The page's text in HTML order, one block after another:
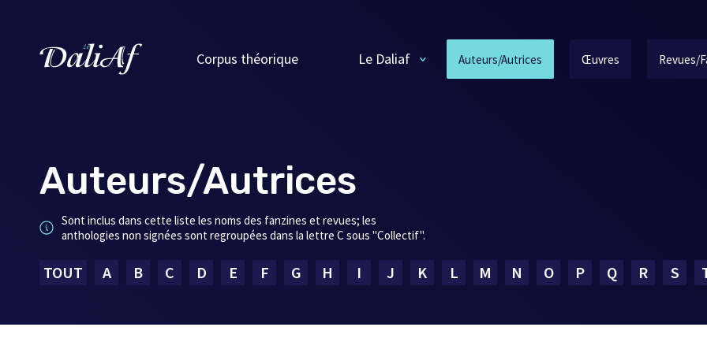
Corpus théorique Le Daliaf Auteurs/Autrices Œuvres Revues/
Auteurs/Autrices
Sont inclus dans cette liste les noms des fanzines et revues; les
anthologies non signées sont regroupées dans la lettre C sous "Collectif".
TOUT A B C D E F G H I J K L M N O P Q R S